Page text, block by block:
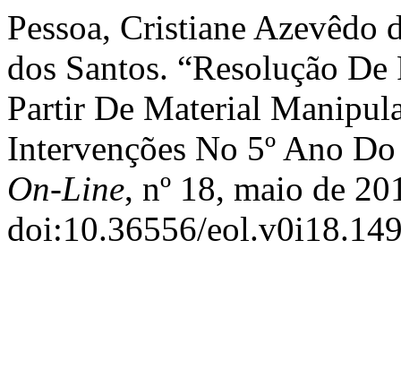
Pessoa, Cristiane Azevêdo
dos Santos. “Resolução
Partir De Material
Intervenções No 5º Ano
On-Line, nº 18, maio de
doi:10.36556/